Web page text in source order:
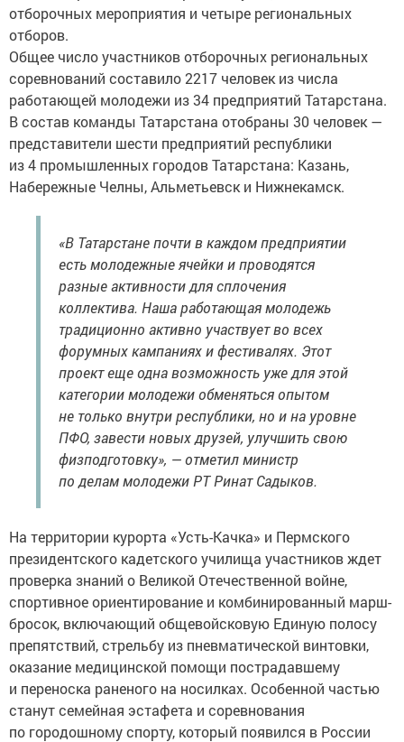
отборочных мероприятия и четыре региональных
отборов.
Общее число участников отборочных региональных
соревнований составило 2217 человек из числа
работающей молодежи из 34 предприятий Татарстана.
В состав команды Татарстана отобраны 30 человек —
представители шести предприятий республики
из 4 промышленных городов Татарстана: Казань,
Набережные Челны, Альметьевск и Нижнекамск.
«В Татарстане почти в каждом предприятии
есть молодежные ячейки и проводятся
разные активности для сплочения
коллектива. Наша работающая молодежь
традиционно активно участвует во всех
форумных кампаниях и фестивалях. Этот
проект еще одна возможность уже для этой
категории молодежи обменяться опытом
не только внутри республики, но и на уровне
ПФО, завести новых друзей, улучшить свою
физподготовку», — отметил министр
по делам молодежи РТ Ринат Садыков.
На территории курорта «Усть-Качка» и Пермского
президентского кадетского училища участников ждет
проверка знаний о Великой Отечественной войне,
спортивное ориентирование и комбинированный марш-
бросок, включающий общевойсковую Единую полосу
препятствий, стрельбу из пневматической винтовки,
оказание медицинской помощи пострадавшему
и переноска раненого на носилках. Особенной частью
станут семейная эстафета и соревнования
по городошному спорту, который появился в России